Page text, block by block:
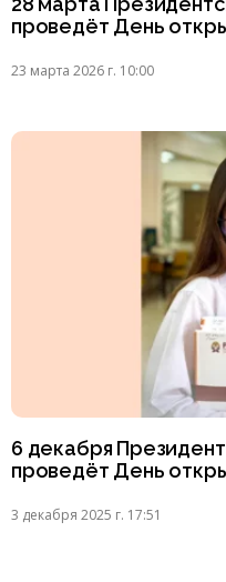
проведёт День
23 марта 2026 г. 10:00
6 декабря
проведёт День
3 декабря 2025 г. 17:51